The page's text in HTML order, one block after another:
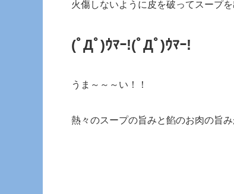
火傷しないように皮を破ってスープ
(ﾟДﾟ)ｳﾏｰ!(ﾟДﾟ)ｳﾏｰ!
うま～～～い！！
熱々のスープの旨みと餡のお肉の旨